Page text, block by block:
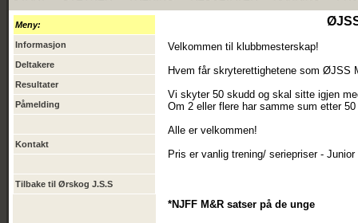
Meny:
Informasjon
Deltakere
Resultater
Påmelding
Kontakt
Tilbake til Ørskog J.S.S
Velkommen til klubbmesterskap!
Hvem får skryterettighetene som ØJSS
Vi skyter 50 skudd og skal sitte igjen
Om 2 eller flere har samme sum etter
Alle er velkommen!
Pris er vanlig trening/ seriepriser -
*NJFF M&R satser på de unge